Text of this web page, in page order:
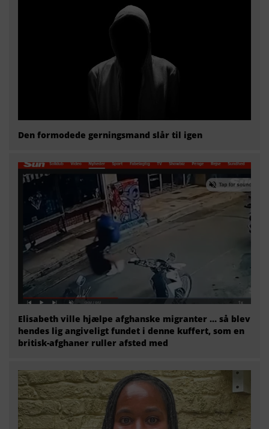
Den formodede gerningsmand slår til igen
Elisabeth ville hjælpe afghanske migranter … så blev
hendes lig angiveligt fundet i denne kuffert, som en
britisk-afghaner ruller afsted med